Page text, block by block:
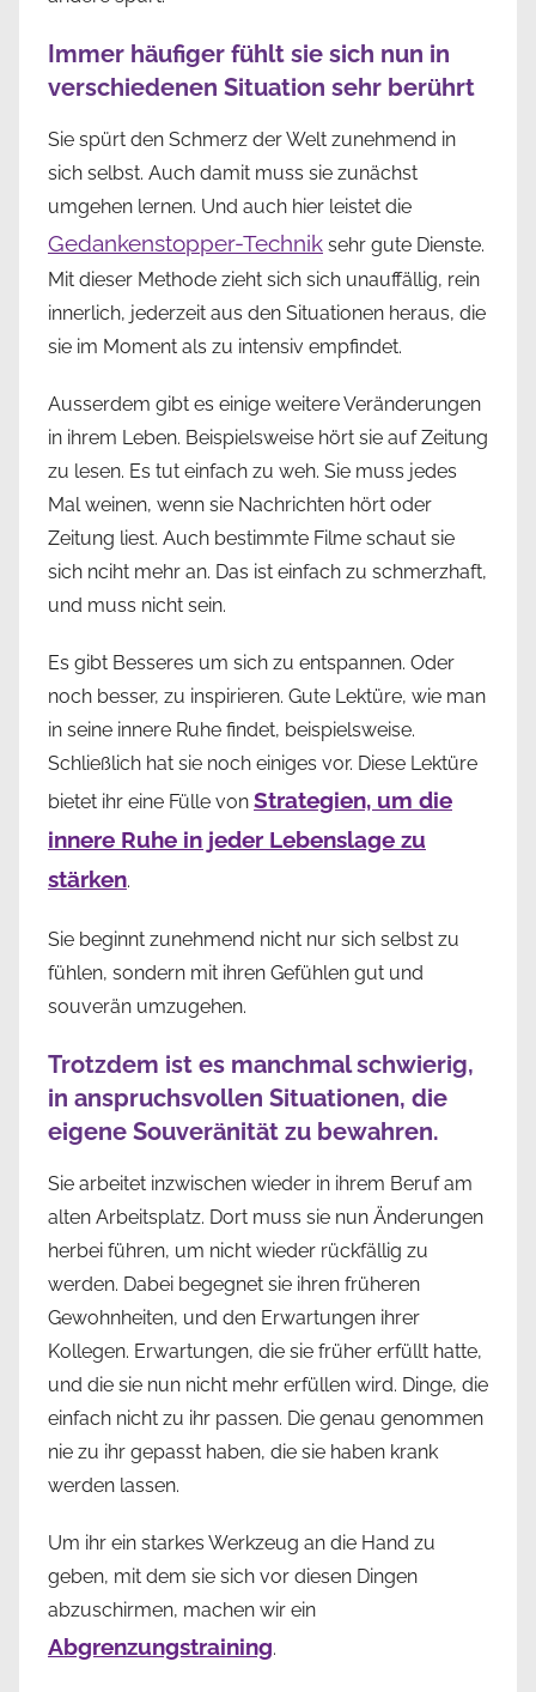
Immer häufiger fühlt sie sich nun in
verschiedenen Situation sehr berührt
Sie spürt den Schmerz der Welt zunehmend in
sich selbst. Auch damit muss sie zunächst
umgehen lernen. Und auch hier leistet die
Gedankenstopper-Technik sehr gute Dienste.
Mit dieser Methode zieht sich sich unauffällig, rein
innerlich, jederzeit aus den Situationen heraus, die
sie im Moment als zu intensiv empfindet.
Ausserdem gibt es einige weitere Veränderungen
in ihrem Leben. Beispielsweise hört sie auf Zeitung
zu lesen. Es tut einfach zu weh. Sie muss jedes
Mal weinen, wenn sie Nachrichten hört oder
Zeitung liest. Auch bestimmte Filme schaut sie
sich nciht mehr an. Das ist einfach zu schmerzhaft,
und muss nicht sein.
Es gibt Besseres um sich zu entspannen. Oder
noch besser, zu inspirieren. Gute Lektüre, wie man
in seine innere Ruhe findet, beispielsweise.
Schließlich hat sie noch einiges vor. Diese Lektüre
bietet ihr eine Fülle von Strategien, um die
innere Ruhe in jeder Lebenslage zu
stärken.
Sie beginnt zunehmend nicht nur sich selbst zu
fühlen, sondern mit ihren Gefühlen gut und
souverän umzugehen.
Trotzdem ist es manchmal schwierig,
in anspruchsvollen Situationen, die
eigene Souveränität zu bewahren.
Sie arbeitet inzwischen wieder in ihrem Beruf am
alten Arbeitsplatz. Dort muss sie nun Änderungen
herbei führen, um nicht wieder rückfällig zu
werden. Dabei begegnet sie ihren früheren
Gewohnheiten, und den Erwartungen ihrer
Kollegen. Erwartungen, die sie früher erfüllt hatte,
und die sie nun nicht mehr erfüllen wird. Dinge, die
einfach nicht zu ihr passen. Die genau genommen
nie zu ihr gepasst haben, die sie haben krank
werden lassen.
Um ihr ein starkes Werkzeug an die Hand zu
geben, mit dem sie sich vor diesen Dingen
abzuschirmen, machen wir ein
Abgrenzungstraining.